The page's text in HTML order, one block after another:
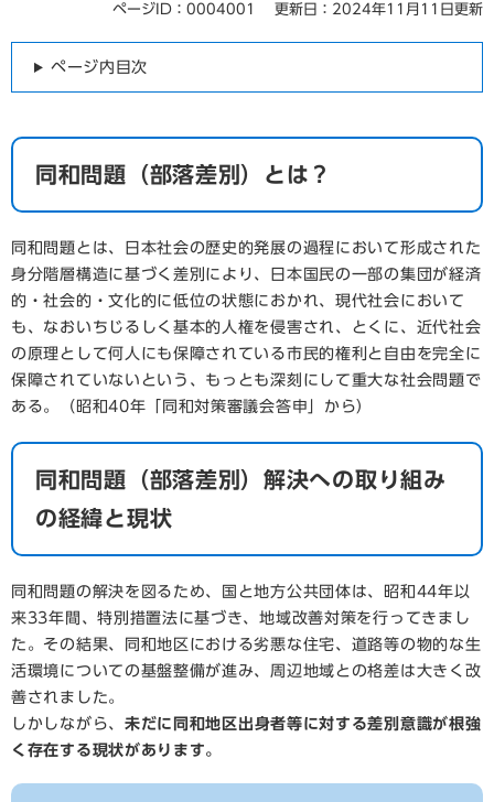
ページID：0004001 更新日：2024年11月11日更新
ページ内目次
同和問題（部落差別）とは？
同和問題とは、日本社会の歴史的発展の過程において形成された
身分階層構造に基づく差別により、日本国民の一部の集団が経済
的・社会的・文化的に低位の状態におかれ、現代社会において
も、なおいちじるしく基本的人権を侵害され、とくに、近代社会
の原理として何人にも保障されている市民的権利と自由を完全に
保障されていないという、もっとも深刻にして重大な社会問題で
ある。（昭和40年「同和対策審議会答申」から）
同和問題（部落差別）解決への取り組み
の経緯と現状
同和問題の解決を図るため、国と地方公共団体は、昭和44年以
来33年間、特別措置法に基づき、地域改善対策を行ってきまし
た。その結果、同和地区における劣悪な住宅、道路等の物的な生
活環境についての基盤整備が進み、周辺地域との格差は大きく改
善されました。
しかしながら、 未だに同和地区出身者等に対する差別意識が根強
く存在する現状があります。